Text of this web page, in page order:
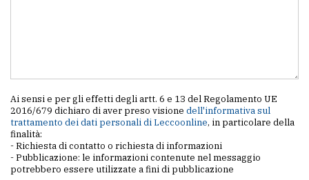
Ai sensi e per gli effetti degli artt. 6 e 13 del Regolamento UE
2016/679 dichiaro di aver preso visione dell'informativa sul
trattamento dei dati personali di Leccoonline, in particolare della
finalità:
- Richiesta di contatto o richiesta di informazioni
- Pubblicazione: le informazioni contenute nel messaggio
potrebbero essere utilizzate a fini di pubblicazione